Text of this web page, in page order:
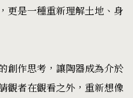
更是一種重新理解土地、身
創作思考，讓陶器成為介於
觀者在觀看之外，重新想像